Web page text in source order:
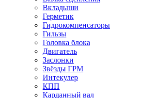
Вкладыши
Герметик
Гидрокомпенсаторы
Гильзы
Головка блока
Двигатель
Заслонки
Звёзды ГРМ
Интекулер
КПП
Карданный вал